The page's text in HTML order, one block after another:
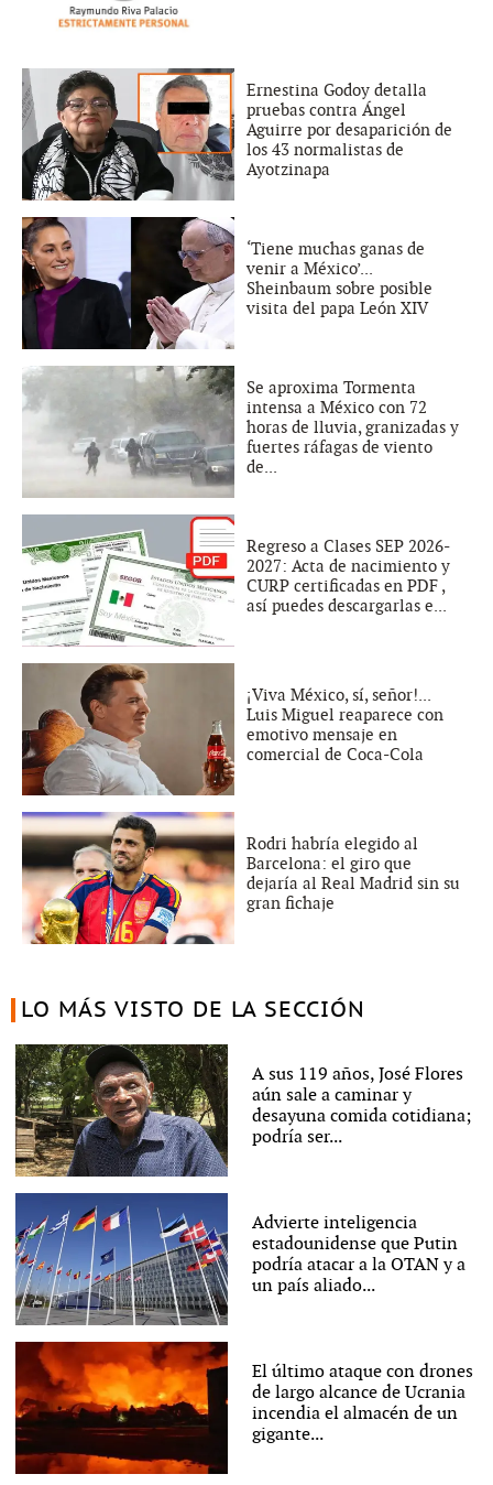
Ernestina Godoy detalla
pruebas contra Ángel
Aguirre por desaparición de
los 43 normalistas de
Ayotzinapa
‘Tiene muchas ganas de
venir a México’...
Sheinbaum sobre posible
visita del papa León XIV
Se aproxima Tormenta
intensa a México con 72
horas de lluvia, granizadas y
fuertes ráfagas de viento
de...
Regreso a Clases SEP 2026-
2027: Acta de nacimiento y
CURP certificadas en PDF ,
así puedes descargarlas e...
¡Viva México, sí, señor!...
Luis Miguel reaparece con
emotivo mensaje en
comercial de Coca-Cola
Rodri habría elegido al
Barcelona: el giro que
dejaría al Real Madrid sin su
gran fichaje
LO MÁS VISTO DE LA SECCIÓN
A sus 119 años, José Flores
aún sale a caminar y
desayuna comida cotidiana;
podría ser...
Advierte inteligencia
estadounidense que Putin
podría atacar a la OTAN y a
un país aliado...
El último ataque con drones
de largo alcance de Ucrania
incendia el almacén de un
gigante...